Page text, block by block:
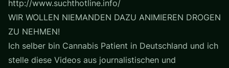
http://www.suchthotline.info/
WIR WOLLEN NIEMANDEN DAZU ANIMIEREN DROGEN
ZU NEHMEN!
Ich selber bin Cannabis Patient in Deutschland und ich
stelle diese Videos aus journalistischen und